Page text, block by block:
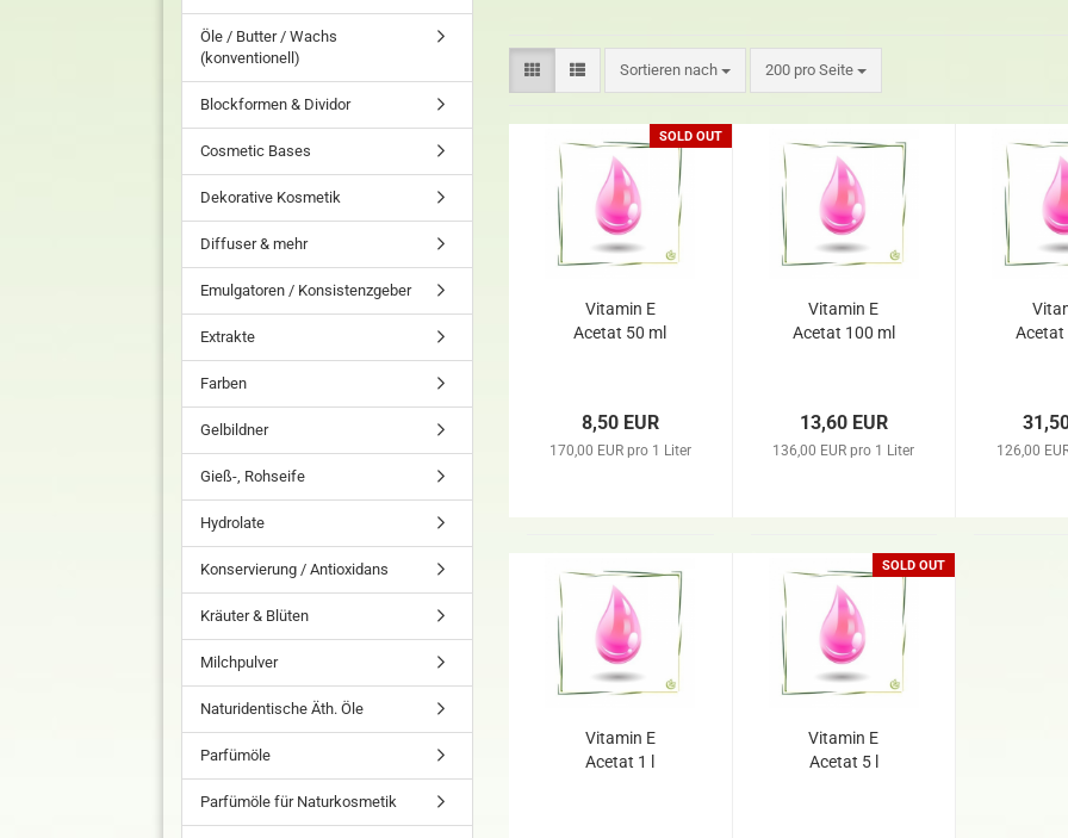
Sortieren nach 200 pro Seite
SOLD OUT
Vitamin E
Acetat 50 ml
8,50 EUR
170,00 EUR pro 1 Liter
Vitamin E
Acetat 100 ml
13,60 EUR
136,00 EUR pro 1 Liter
Acetat
126,00
Vitamin E
Acetat 1 l
SOLD OUT
Vitamin E
Acetat 5 l
Öle / Butter / Wachs
(konventionell)
Blockformen & Dividor
Cosmetic Bases
Dekorative Kosmetik
Diffuser & mehr
Emulgatoren / Konsistenzgeber
Extrakte
Farben
Gelbildner
Gieß-, Rohseife
Hydrolate
Konservierung / Antioxidans
Kräuter & Blüten
Milchpulver
Naturidentische Äth. Öle
Parfümöle
Parfümöle für Naturkosmetik